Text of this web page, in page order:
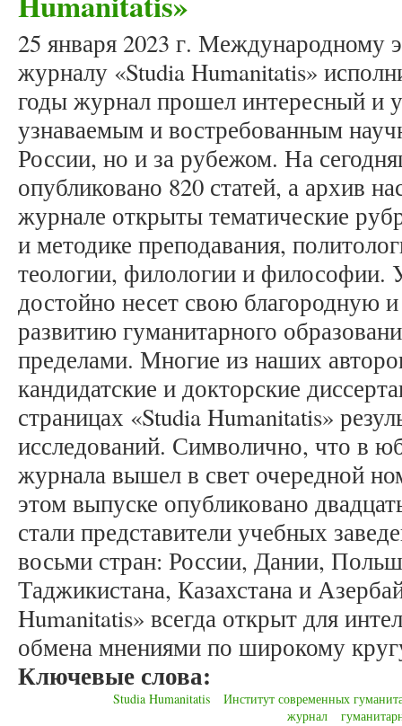
25 января 2023 г. Международному
журналу «Studia Humanitatis»
годы журнал прошел интересный и
узнаваемым и востребованным
России, но и за рубежом. На
опубликовано 820 статей, а архив
журнале открыты тематические
и методике преподавания,
теологии, филологии и философии.
достойно несет свою благородную
развитию гуманитарного
пределами. Многие из наших
кандидатские и докторские
страницах «Studia Humanitatis»
исследований. Символично, что в
журнала вышел в свет очередной
этом выпуске опубликовано
стали представители учебных
восьми стран: России, Дании,
Таджикистана, Казахстана и
Humanitatis» всегда открыт для
обмена мнениями по широкому
Ключевые слова:
Studia Humanitatis
Институт современных
журнал